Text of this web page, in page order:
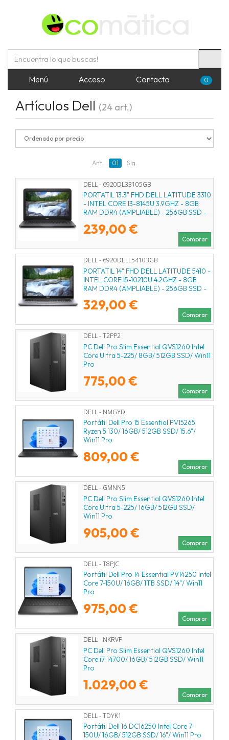
Menú Acceso Contacto 0
Artículos Dell (24 art.)
Ant. 01 Sig.
DELL - 6920DL33105GB
PORTATIL 13.3" FHD DELL LATITUDE 3310
- INTEL CORE I3-8145U 3.9GHZ - 8GB
RAM DDR4 (AMPLIABLE) - 256GB SSD -
WINDOWS 11 PRO -
REACONDICIONADO, 3 AÑOS DE
GARANTIA
239,00 €
Comprar
DELL - 6920DELL54103GB
PORTATIL 14" FHD DELL LATITUDE 5410 -
INTEL CORE I5-10210U 4.2GHZ - 8GB
RAM DDR4 (AMPLIABLE) - 256GB SSD -
WINDOWS 11 PRO -
REACONDICIONADO, 3 AÑOS DE
GARANTIA
329,00 €
Comprar
DELL - T2PP2
PC Dell Pro Slim Essential QVS1260 Intel
Core Ultra 5-225/ 8GB/ 512GB SSD/ Win11
Pro
775,00 €
Comprar
DELL - NMGYD
Portátil Dell Pro 15 Essential PV15265
Ryzen 5 130/ 16GB/ 512GB SSD/ 15.6"/
Win11 Pro
809,00 €
Comprar
DELL - GMNN5
PC Dell Pro Slim Essential QVS1260 Intel
Core Ultra 5-225/ 16GB/ 512GB SSD/
Win11 Pro
905,00 €
Comprar
DELL - T8PJC
Portátil Dell Pro 14 Essential PV14250 Intel
Core 7-150U/ 16GB/ 1TB SSD/ 14"/ Win11
Pro
975,00 €
Comprar
DELL - NKRVF
PC Dell Pro Slim Essential QVS1260 Intel
Core i7-14700/ 16GB/ 512GB SSD/ Win11
Pro
1.029,00 €
Comprar
DELL - TDYK1
Portátil Dell 16 DC16250 Intel Core 7-
150U/ 16GB/ 512GB SSD/ 16"/ Win11 Pro